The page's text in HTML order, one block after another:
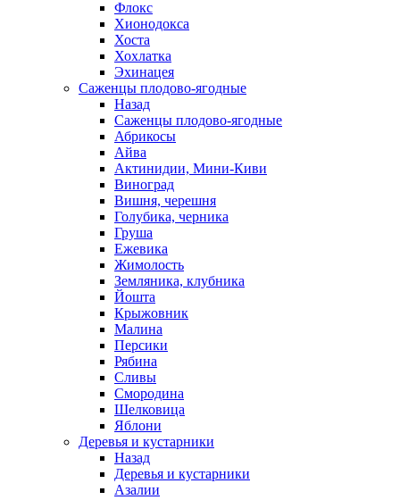
Флокс
Хионодокса
Хоста
Хохлатка
Эхинацея
Саженцы плодово-ягодные
Назад
Саженцы плодово-ягодные
Абрикосы
Айва
Актинидии, Мини-Киви
Виноград
Вишня, черешня
Голубика, черника
Груша
Ежевика
Жимолость
Земляника, клубника
Йошта
Крыжовник
Малина
Персики
Рябина
Сливы
Смородина
Шелковица
Яблони
Деревья и кустарники
Назад
Деревья и кустарники
Азалии